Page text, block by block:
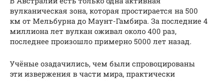
вулканическая зона, которая простирается на 500
км от Мельбурна до Маунт-Гамбира. За последние 4
миллиона лет вулкан оживал около 400 раз,
последнее произошло примерно 5000 лет назад.
Учёные озадачились, чем были спровоцированы
эти извержения в части мира, практически